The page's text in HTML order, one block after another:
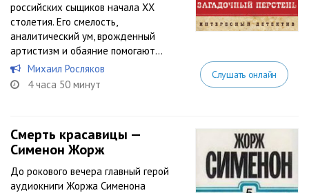
российских сыщиков начала XX
столетия. Его смелость,
аналитический ум, врожденный
артистизм и обаяние помогают...
Михаил Росляков
4 часа 50 минут
Слушать онлайн
Смерть красавицы —
Сименон Жорж
До рокового вечера главный герой
аудиокниги Жоржа Сименона